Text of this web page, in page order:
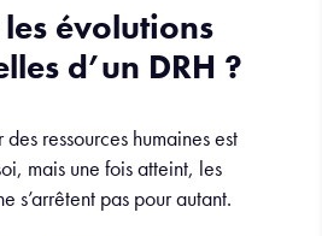
évolutions
d’un DRH ?
ressources humaines est
mais une fois atteint, les
s’arrêtent pas pour autant.